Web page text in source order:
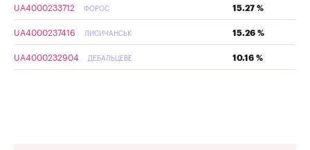
UA4000233712 ФОРОС 15.27 %
UA4000237416 ЛИСИЧАНСЬК 15.26 %
UA4000232904 ДЕБАЛЬЦЕВЕ 10.16 %